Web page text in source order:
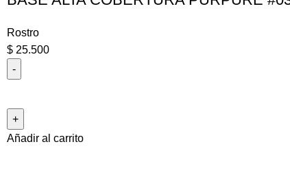
Rostro
$ 25.500
Añadir al carrito